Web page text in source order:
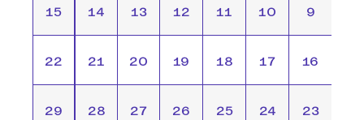
10
11
12
13
14
15
17
18
19
20
21
22
24
25
26
27
28
29